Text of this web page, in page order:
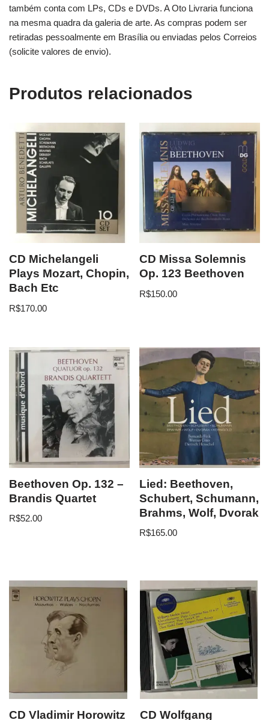
também conta com LPs, CDs e DVDs. A Oto Livraria funciona
na mesma quadra da galeria de arte. As compras podem ser
retiradas pessoalmente em Brasília ou enviadas pelos Correios
(solicite valores de envio).
Produtos relacionados
CD Michelangeli
Plays Mozart, Chopin,
Bach Etc
R$170.00
CD Missa Solemnis
Op. 123 Beethoven
R$150.00
Beethoven Op. 132 –
Brandis Quartet
R$52.00
Lied: Beethoven,
Schubert, Schumann,
Brahms, Wolf, Dvorak
R$165.00
CD Vladimir Horowitz CD Wolfgang